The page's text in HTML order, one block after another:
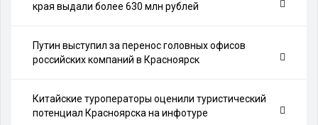
края выдали более 630 млн рублей
Путин выступил за перенос головных офисов
российских компаний в Красноярск
Китайские туроператоры оценили туристический
потенциал Красноярска на инфотуре